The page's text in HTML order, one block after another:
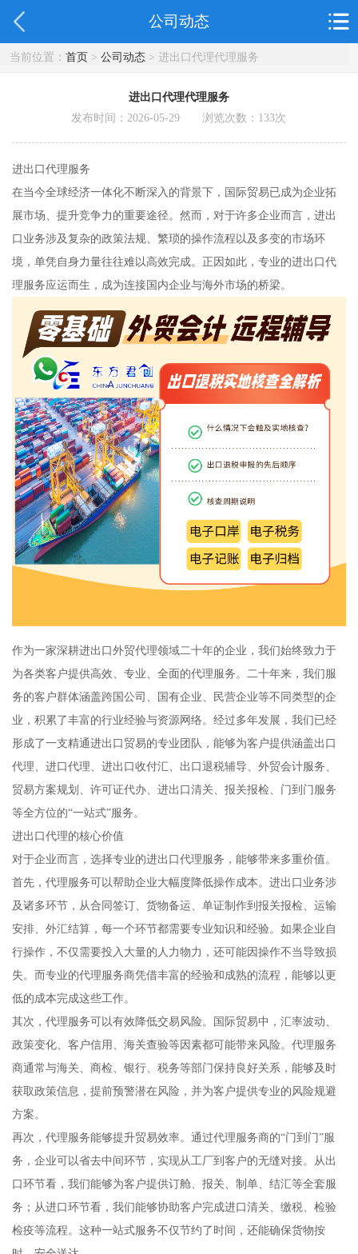
公司动态
当前位置： 首页> 公司动态> 进出口代理代理服务
进出口代理代理服务
发布时间：2026-05-29 浏览次数： 133次
进出口代理服务
在当今全球经济一体化不断深入的背景下，国际贸易已成为企业拓
展市场、提升竞争力的重要途径。然而，对于许多企业而言，进出
口业务涉及复杂的政策法规、繁琐的操作流程以及多变的市场环
境，单凭自身力量往往难以高效完成。正因如此，专业的进出口代
理服务应运而生，成为连接国内企业与海外市场的桥梁。
作为一家深耕进出口外贸代理领域二十年的企业，我们始终致力于
为各类客户提供高效、专业、全面的代理服务。二十年来，我们服
务的客户群体涵盖跨国公司、国有企业、民营企业等不同类型的企
业，积累了丰富的行业经验与资源网络。经过多年发展，我们已经
形成了一支精通进出口贸易的专业团队，能够为客户提供涵盖出口
代理、进口代理、进出口收付汇、出口退税辅导、外贸会计服务、
贸易方案规划、许可证代办、进出口清关、报关报检、门到门服务
等全方位的“一站式”服务。
进出口代理的核心价值
对于企业而言，选择专业的进出口代理服务，能够带来多重价值。
首先，代理服务可以帮助企业大幅度降低操作成本。进出口业务涉
及诸多环节，从合同签订、货物备运、单证制作到报关报检、运输
安排、外汇结算，每一个环节都需要专业知识和经验。如果企业自
行操作，不仅需要投入大量的人力物力，还可能因操作不当导致损
失。而专业的代理服务商凭借丰富的经验和成熟的流程，能够以更
低的成本完成这些工作。
其次，代理服务可以有效降低交易风险。国际贸易中，汇率波动、
政策变化、客户信用、海关查验等因素都可能带来风险。代理服务
商通常与海关、商检、银行、税务等部门保持良好关系，能够及时
获取政策信息，提前预警潜在风险，并为客户提供专业的风险规避
方案。
再次，代理服务能够提升贸易效率。通过代理服务商的“门到门”服
务，企业可以省去中间环节，实现从工厂到客户的无缝对接。从出
口环节看，我们能够为客户提供订舱、报关、制单、结汇等全套服
务；从进口环节看，我们能够协助客户完成进口清关、缴税、检验
检疫等流程。这种一站式服务不仅节约了时间，还能确保货物按